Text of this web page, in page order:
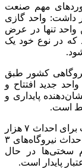
مهم صنعت
داشت: واحد گازی
واحد تنها در عرض
در نوع خود یک
کشور طبق
جدید افتتاح و
پایداری و
است.
، اقدامات برای احداث ۷ هزار
مگاوات نیروگاه خورشیدی ادامه یافته و طرح احداث نیروگاه‌های ۳
سختی‌ها در حال
پایدار است.